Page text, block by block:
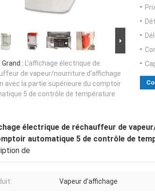
: L'affichage électrique de
de vapeur/nourriture d'affichage
avec la partie supérieure du comptoir
5 de contrôle de température
électrique de réchauffeur de
automatique 5 de contrôle de
de
Vapeur d'affichage